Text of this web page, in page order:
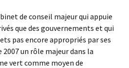
de conseil majeur qui appuie
que des gouvernements et qui
pas encore appropriés par ses
un rôle majeur dans la
vert comme moyen de